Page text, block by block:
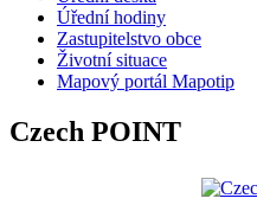
Úřední hodiny
Zastupitelstvo obce
Životní situace
Mapový portál Mapotip
Czech POINT